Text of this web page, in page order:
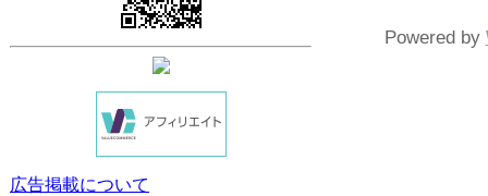
広告掲載について
Powered by